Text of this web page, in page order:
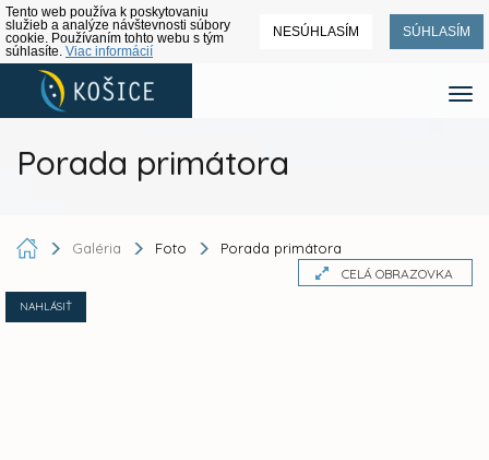
Tento web používa k poskytovaniu
služieb a analýze návštevnosti súbory
cookie. Používaním tohto webu s tým
súhlasíte. Viac informácií
NESÚHLASÍM SÚHLASÍM
Porada primátora
Galéria Foto Porada primátora
CELÁ OBRAZOVKA
NAHLÁSIŤ